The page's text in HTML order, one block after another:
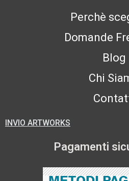
Perchè
Domande
Blog
Chi
INVIO ARTWORKS
Pagamenti